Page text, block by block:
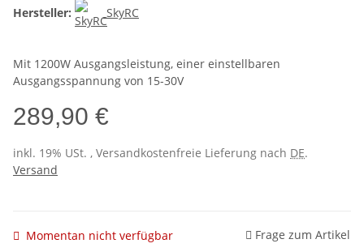
Hersteller:
SkyRC
Mit 1200W Ausgangsleistung, einer einstellbaren
Ausgangsspannung von 15-30V
289,90 €
inkl. 19% USt. , Versandkostenfreie Lieferung nach DE.
Versand
Momentan nicht verfügbar Frage zum Artikel